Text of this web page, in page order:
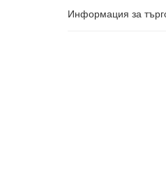
Информация за